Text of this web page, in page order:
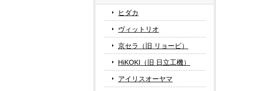
ヒダカ
ヴィットリオ
京セラ（旧 リョービ）
HiKOKI（旧 日立工機）
アイリスオーヤマ